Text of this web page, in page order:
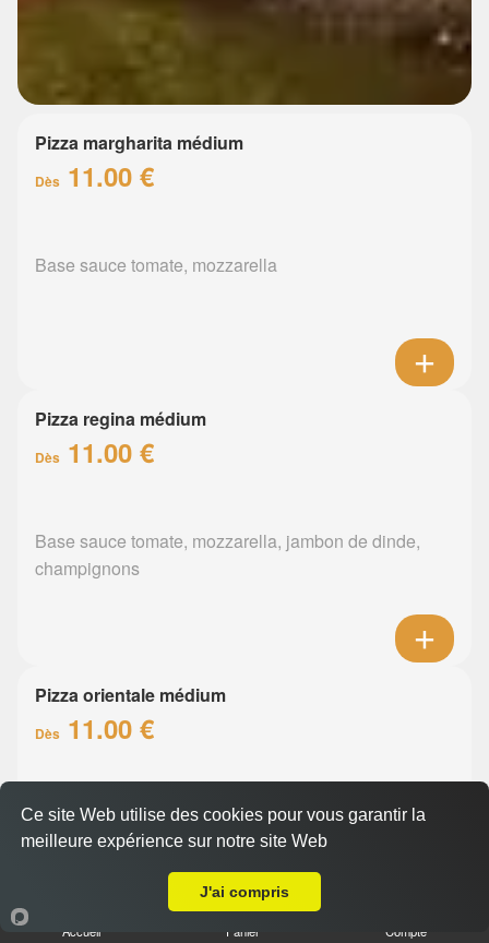
Pizza margharita médium
Dès 11.00 €
Base sauce tomate, mozzarella
Pizza regina médium
Dès 11.00 €
Base sauce tomate, mozzarella, jambon de dinde,
champignons
Pizza orientale médium
Dès 11.00 €
Base sauce tomate, mozzarella, merguez, poivrons
Accueil Panier Compte
Ce site Web utilise des cookies pour vous garantir la
meilleure expérience sur notre site Web
J'ai compris